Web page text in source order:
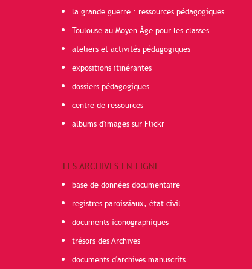
la grande guerre : ressources pédagogiques
Toulouse au Moyen Âge pour les classes
ateliers et activités pédagogiques
expositions itinérantes
dossiers pédagogiques
centre de ressources
albums d'images sur Flickr
LES ARCHIVES EN LIGNE
base de données documentaire
registres paroissiaux, état civil
documents iconographiques
trésors des Archives
documents d'archives manuscrits